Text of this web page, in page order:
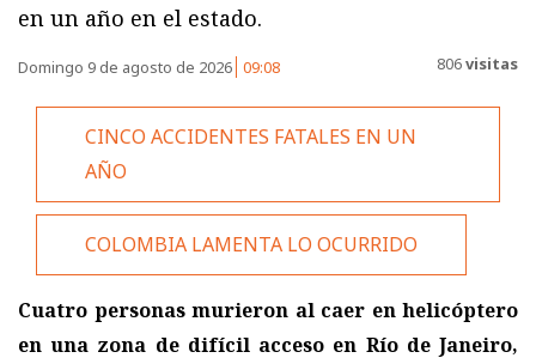
en un año en el estado.
Domingo 9 de agosto de 2026 09:08 806visitas
CINCO ACCIDENTES FATALES EN UN
AÑO
COLOMBIA LAMENTA LO OCURRIDO
Cuatro personas murieron al caer en helicóptero
en una zona de difícil acceso en Río de Janeiro,